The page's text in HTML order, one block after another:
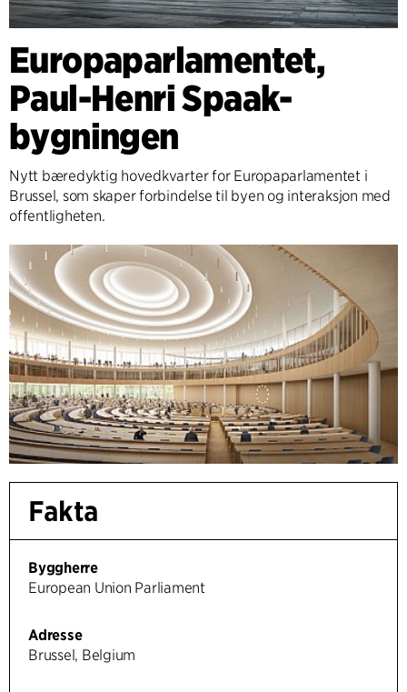
Europaparlamentet,
Paul-Henri Spaak-
bygningen
Nytt bæredyktig hovedkvarter for Europaparlamentet i
Brussel, som skaper forbindelse til byen og interaksjon med
offentligheten.
Fakta
Byggherre
European Union Parliament
Adresse
Brussel, Belgium